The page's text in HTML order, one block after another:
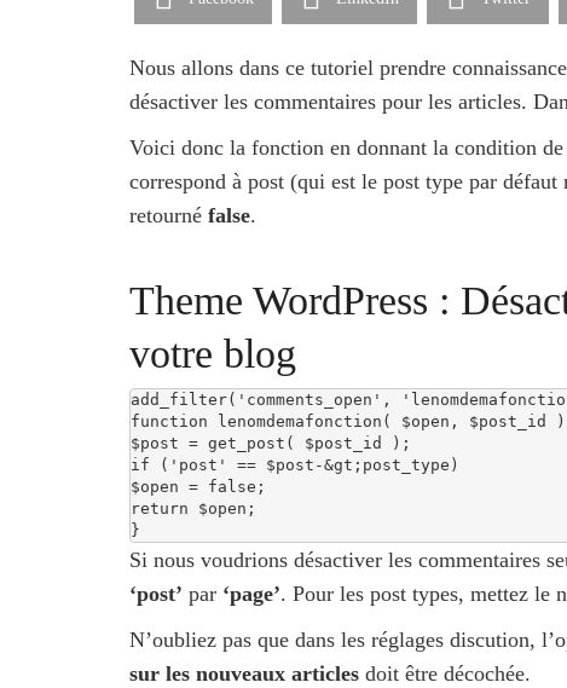
Nous allons dans ce tutoriel prendre
désactiver les commentaires pour les articles.
Voici donc la fonction en donnant la condition de
correspond à post (qui est le post type par
retourné false.
Theme WordPress :
votre blog
add_filter('comments_open',
function lenomdemafonction( $open, $post_id
$post = get_post( $post_id );
if ('post' == $post-&gt;post_type)
$open = false;
return $open;
}
Si nous voudrions désactiver les commentaires
‘post’ par ‘page’. Pour les post types, mettez le
N’oubliez pas que dans les réglages discution,
sur les nouveaux articles doit être décochée.